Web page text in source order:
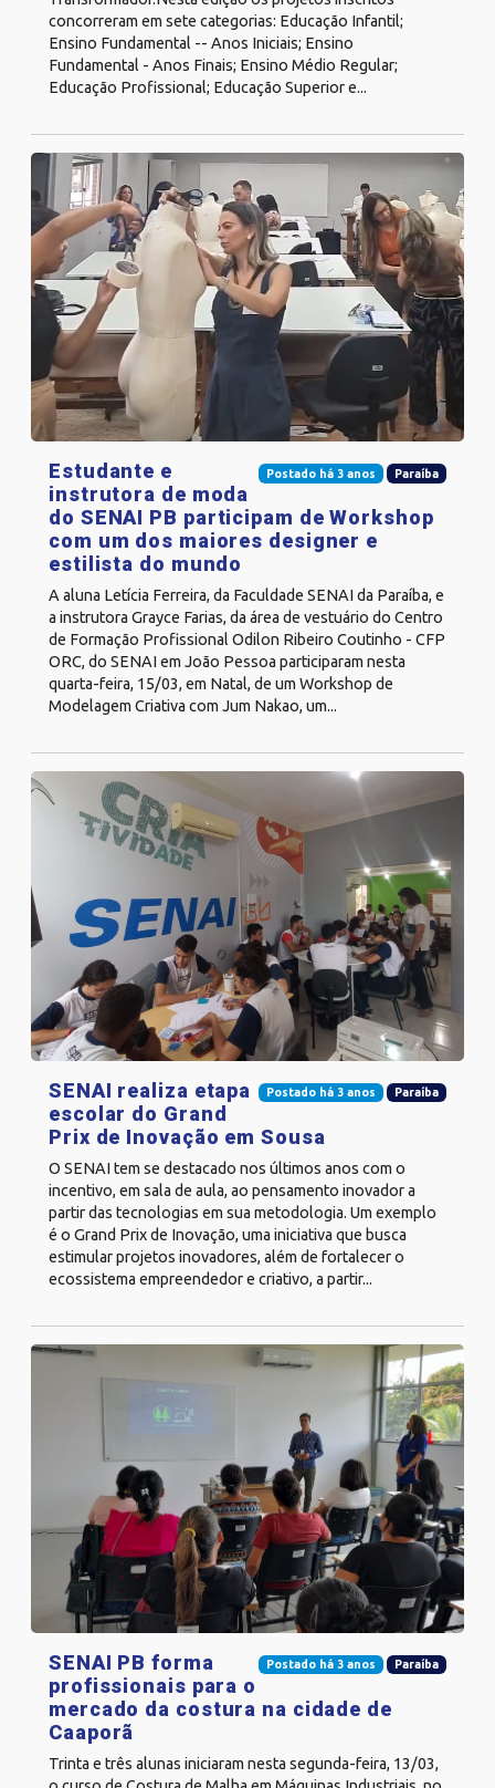
concorreram em sete categorias: Educação Infantil;
Ensino Fundamental -- Anos Iniciais; Ensino
Fundamental - Anos Finais; Ensino Médio Regular;
Educação Profissional; Educação Superior e...
Postado há 3 anos Paraíba
Estudante e
instrutora de moda
do SENAI PB participam de Workshop
com um dos maiores designer e
estilista do mundo
A aluna Letícia Ferreira, da Faculdade SENAI da Paraíba, e
a instrutora Grayce Farias, da área de vestuário do Centro
de Formação Profissional Odilon Ribeiro Coutinho - CFP
ORC, do SENAI em João Pessoa participaram nesta
quarta-feira, 15/03, em Natal, de um Workshop de
Modelagem Criativa com Jum Nakao, um...
Postado há 3 anos Paraíba
SENAI realiza etapa
escolar do Grand
Prix de Inovação em Sousa
O SENAI tem se destacado nos últimos anos com o
incentivo, em sala de aula, ao pensamento inovador a
partir das tecnologias em sua metodologia. Um exemplo
é o Grand Prix de Inovação, uma iniciativa que busca
estimular projetos inovadores, além de fortalecer o
ecossistema empreendedor e criativo, a partir...
Postado há 3 anos Paraíba
SENAI PB forma
profissionais para o
mercado da costura na cidade de
Caaporã
Trinta e três alunas iniciaram nesta segunda-feira, 13/03,